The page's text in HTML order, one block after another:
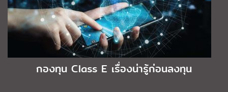
กองทุน Class E เรื่องน่ารู้ก่อนลงทุน